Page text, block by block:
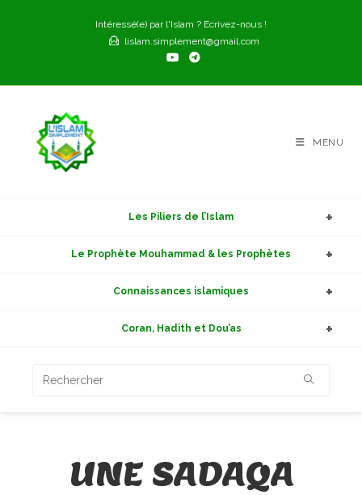
Intéressé(e) par l'Islam ? Ecrivez-nous !
lislam.simplement@gmail.com
MENU
Les Piliers de l’Islam
Le Prophète Mouhammad & les Prophètes
Connaissances islamiques
Coran, Hadith et Dou’as
UNE SADAQA